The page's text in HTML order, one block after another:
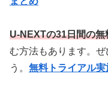
U-NEXTの31日間の無
む方法もあります。
う。 無料トライアル